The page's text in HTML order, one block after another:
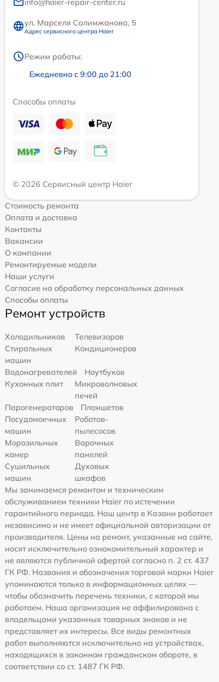
ул. Марселя Салимжанова, 5
Адрес сервисного центра Haier
Режим работы:
Ежедневно с 9:00 до 21:00
Способы оплаты
© 2026 Сервисный центр Haier
Стоимость ремонта
Оплата и доставка
Контакты
Вакансии
О компании
Ремонтируемые модели
Наши услуги
Согласие на обработку персональных данных
Способы оплаты
Ремонт устройств
Холодильников
Телевизоров
Стиральных
машин
Кондиционеров
Водонагревателей
Ноутбуков
Кухонных плит
Микроволновых
печей
Парогенераторов
Планшетов
Посудомоечных
машин
Роботов-
пылесосов
Морозильных
камер
Варочных
панелей
Сушильных
машин
Духовых
шкафов
Мы занимаемся ремонтом и техническим
обслуживанием техники Haier по истечении
гарантийного периода. Наш центр в Казани работает
независимо и не имеет официальной авторизации от
производителя. Цены на ремонт, указанные на сайте,
носят исключительно ознакомительный характер и
не являются публичной офертой согласно п. 2 ст. 437
ГК РФ. Названия и обозначения торговой марки Haier
упоминаются только в информационных целях —
чтобы обозначить перечень техники, с которой мы
работаем. Наша организация не аффилирована с
владельцами указанных товарных знаков и не
представляет их интересы. Все виды ремонтных
работ выполняются исключительно на устройствах,
находящихся в законном гражданском обороте, в
соответствии со ст. 1487 ГК РФ.